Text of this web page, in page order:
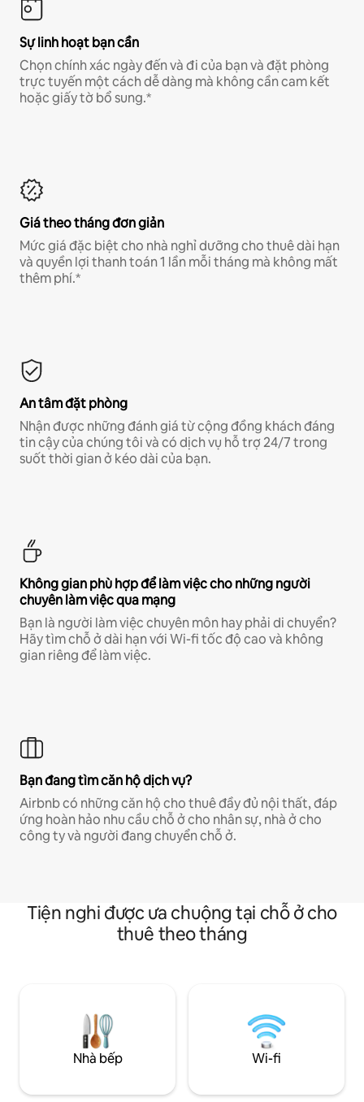
Sự linh hoạt bạn cần
Chọn chính xác ngày đến và đi của bạn và đặt phòng
trực tuyến một cách dễ dàng mà không cần cam kết
hoặc giấy tờ bổ sung.*
Giá theo tháng đơn giản
Mức giá đặc biệt cho nhà nghỉ dưỡng cho thuê dài hạn
và quyền lợi thanh toán 1 lần mỗi tháng mà không mất
thêm phí.*
An tâm đặt phòng
Nhận được những đánh giá từ cộng đồng khách đáng
tin cậy của chúng tôi và có dịch vụ hỗ trợ 24/7 trong
suốt thời gian ở kéo dài của bạn.
Không gian phù hợp để làm việc cho những người
chuyên làm việc qua mạng
Bạn là người làm việc chuyên môn hay phải di chuyển?
Hãy tìm chỗ ở dài hạn với Wi-fi tốc độ cao và không
gian riêng để làm việc.
Bạn đang tìm căn hộ dịch vụ?
Airbnb có những căn hộ cho thuê đầy đủ nội thất, đáp
ứng hoàn hảo nhu cầu chỗ ở cho nhân sự, nhà ở cho
công ty và người đang chuyển chỗ ở.
Tiện nghi được ưa chuộng tại chỗ ở cho
thuê theo tháng
Nhà bếp Wi-fi